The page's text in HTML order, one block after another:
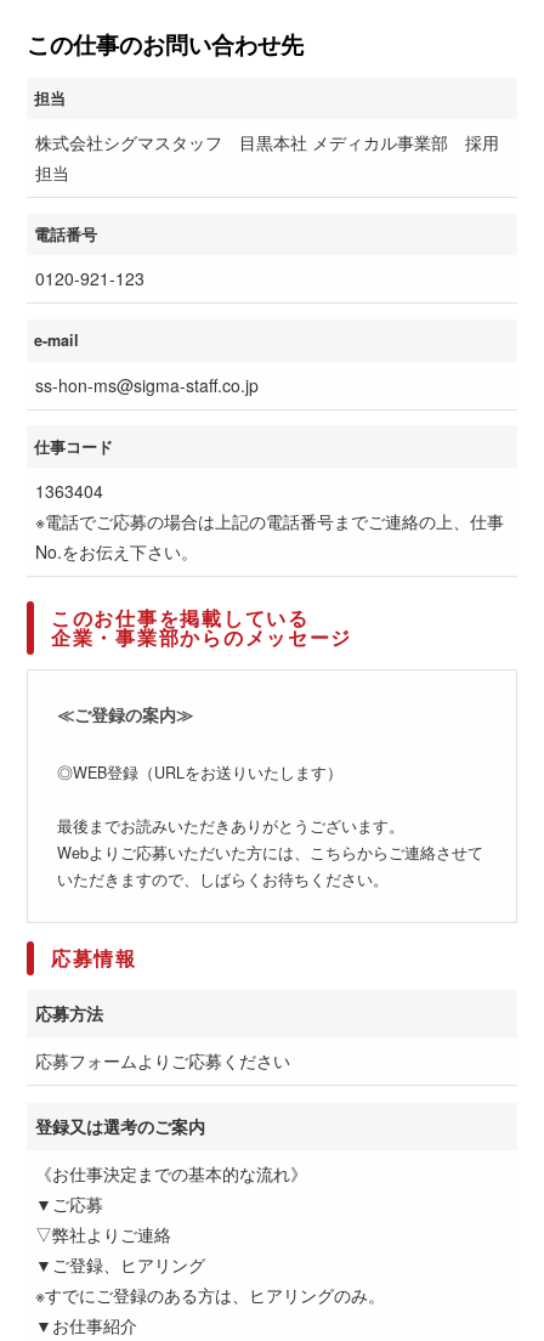
この仕事のお問い合わせ先
担当
株式会社シグマスタッフ 目黒本社 メディカル事業部 採用
担当
電話番号
0120-921-123
e-mail
ss-hon-ms@sigma-staff.co.jp
仕事コード
1363404
※電話でご応募の場合は上記の電話番号までご連絡の上、仕事
No.をお伝え下さい。
このお仕事を掲載している
企業・事業部からのメッセージ
≪ご登録の案内≫
◎WEB登録（URLをお送りいたします）
最後までお読みいただきありがとうございます。
Webよりご応募いただいた方には、こちらからご連絡させて
いただきますので、しばらくお待ちください。
応募情報
応募方法
応募フォームよりご応募ください
登録又は選考のご案内
《お仕事決定までの基本的な流れ》
▼ご応募
▽弊社よりご連絡
▼ご登録、ヒアリング
※すでにご登録のある方は、ヒアリングのみ。
▼お仕事紹介